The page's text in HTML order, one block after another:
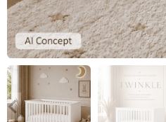
Poprzedni